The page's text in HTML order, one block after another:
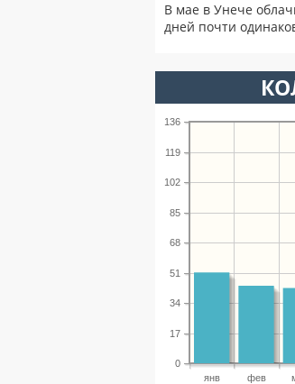
В мае в Унече
дней почти
янв фев
0
17
34
51
68
85
102
119
136